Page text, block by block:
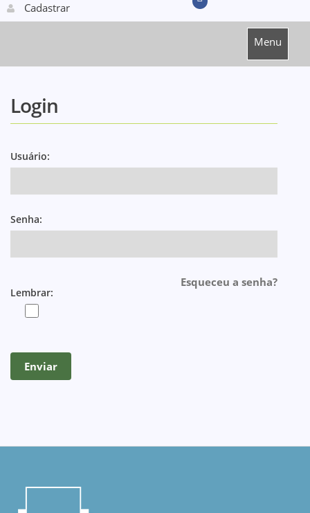
Cadastrar
Menu
Login
Usuário:
Senha:
Lembrar:
Esqueceu a senha?